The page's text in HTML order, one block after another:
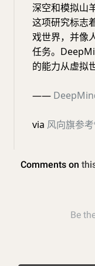
深空和模拟山
这项研究标志
戏世界，并像
任务。
的能力从虚拟
——
via 风向旗参